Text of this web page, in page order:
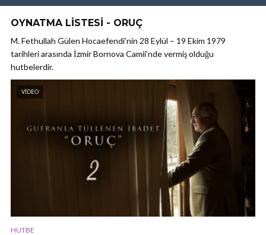
OYNATMA LISTESI - ORUÇ
M. Fethullah Gülen Hocaefendi’nin 28 Eylül – 19 Ekim 1979
tarihleri arasında İzmir Bornova Camii’nde vermiş olduğu
hutbelerdir.
VIDEO
HUTBE